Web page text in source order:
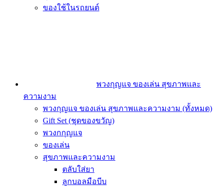
ของใช้ในรถยนต์
พวงกุญแจ ของเล่น สุขภาพและ
ความงาม
พวงกุญแจ ของเล่น สุขภาพและความงาม (ทั้งหมด)
Gift Set (ชุดของขวัญ)
พวงกกุญแจ
ของเล่น
สุขภาพและความงาม
ตลับใส่ยา
ลูกบอลมือบีบ